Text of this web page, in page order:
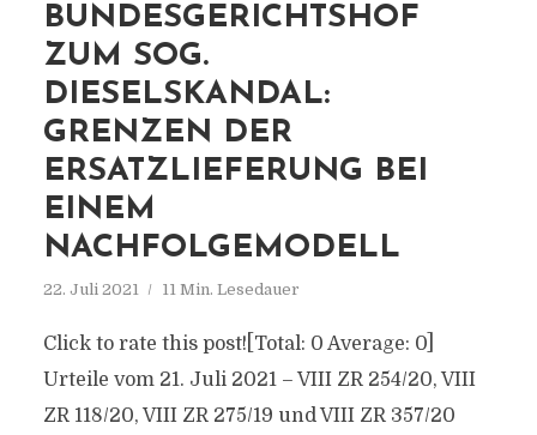
BUNDESGERICHTSHOF
ZUM SOG.
DIESELSKANDAL:
GRENZEN DER
ERSATZLIEFERUNG BEI
EINEM
NACHFOLGEMODELL
22. Juli 2021 11 Min. Lesedauer
Click to rate this post![Total: 0 Average: 0]
Urteile vom 21. Juli 2021 – VIII ZR 254/20, VIII
ZR 118/20, VIII ZR 275/19 und VIII ZR 357/20